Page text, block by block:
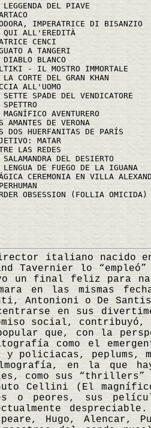
DEL PIAVE
IMPERATRICE DI BISANZIO
QUI ALL'EREDITÀ
CENCI
A TANGERI
BLANCO
- IL MOSTRO IMMORTALE
CORTE DEL GRAN KHAN
ALL'UOMO
SPADE DEL VENDICATORE
AVENTURERO
AMANTES DE VERONA
DOS HUERFANITAS DE PARÍS
MATAR
LAS REDES
DEL DESIERTO
DE FUEGO DE LA IGUANA
CEREMONIA EN VILLA
OBSESSION (FOLLIA OMICIDA)
italiano nacido en
Tavernier lo
un final feliz para
en las mismas
Antonioni o De
en sus
social,
que, con la
como el
policiacas, peplums,
en la que
como sus “thrillers”
Cellini (El
o peores, sus
Hugo, Alencar,